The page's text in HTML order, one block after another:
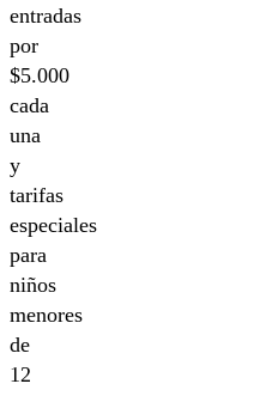
entradas
por
$5.000
cada
una
y
tarifas
especiales
para
niños
menores
de
12